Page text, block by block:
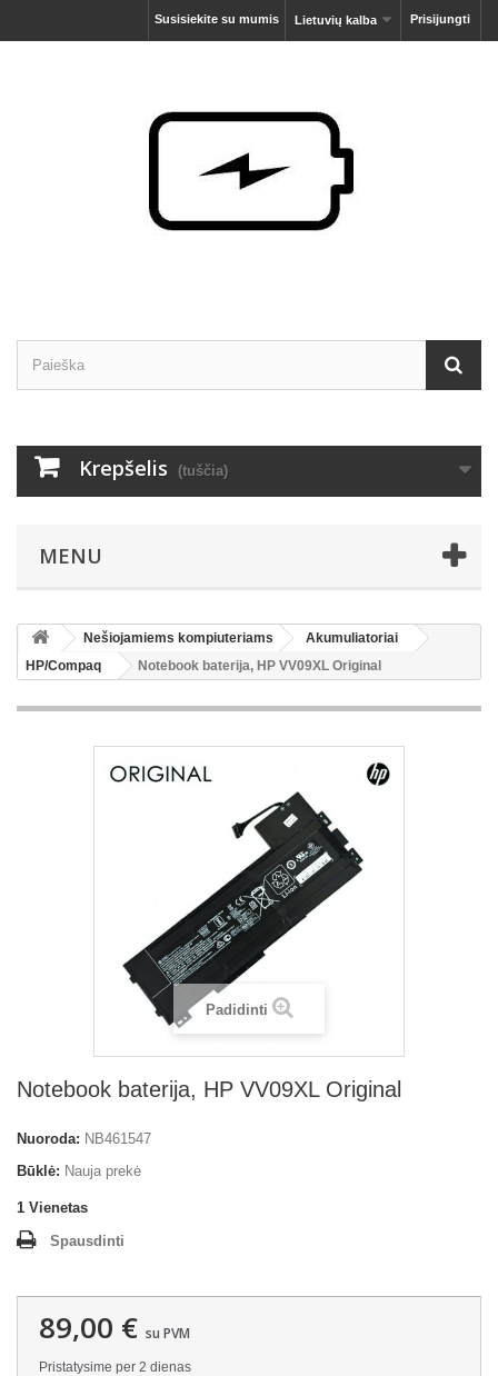
Prisijungti
Lietuvių kalba
Susisiekite su mumis
Krepšelis (tuščia)
MENU
Nešiojamiems kompiuteriams
Akumuliatoriai
HP/Compaq
Notebook baterija, HP VV09XL Original
Padidinti
Notebook baterija, HP VV09XL Original
Nuoroda: NB461547
Būklė: Nauja prekė
1 Vienetas
Spausdinti
89,00 € su PVM
Pristatysime per 2 dienas